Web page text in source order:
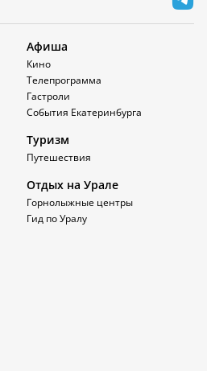
Афиша
Кино
Телепрограмма
Гастроли
События Екатеринбурга
Туризм
Путешествия
Отдых на Урале
Горнолыжные центры
Гид по Уралу